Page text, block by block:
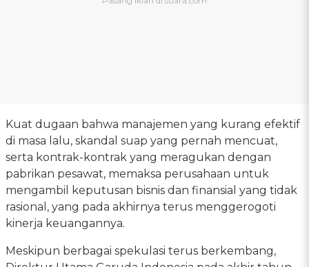
Kuat dugaan bahwa manajemen yang kurang efektif
di masa lalu, skandal suap yang pernah mencuat,
serta kontrak-kontrak yang meragukan dengan
pabrikan pesawat, memaksa perusahaan untuk
mengambil keputusan bisnis dan finansial yang tidak
rasional, yang pada akhirnya terus menggerogoti
kinerja keuangannya.
Meskipun berbagai spekulasi terus berkembang,